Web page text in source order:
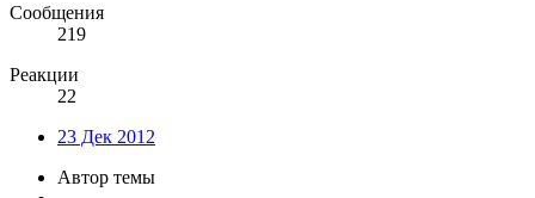
Сообщения
219
Реакции
22
23 Дек 2012
Автор темы